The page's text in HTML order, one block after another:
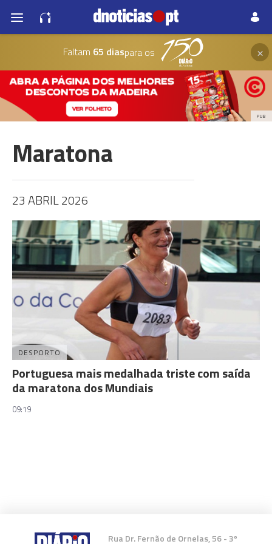
Faltam 65 diaspara os ×
PUB
Maratona
23 ABRIL 2026
DESPORTO
Portuguesa mais medalhada triste com saída
da maratona dos Mundiais
09:19
Rua Dr. Fernão de Ornelas, 56 - 3º